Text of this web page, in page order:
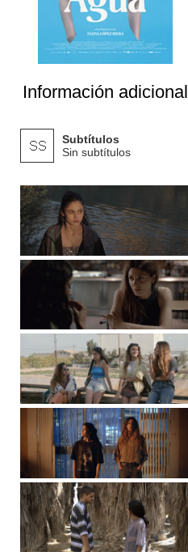
Información adicional
Subtítulos
Sin subtítulos